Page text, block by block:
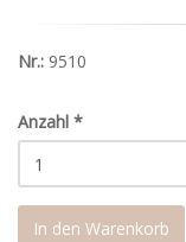
Nr.: 9510
Anzahl *
In den Warenkorb